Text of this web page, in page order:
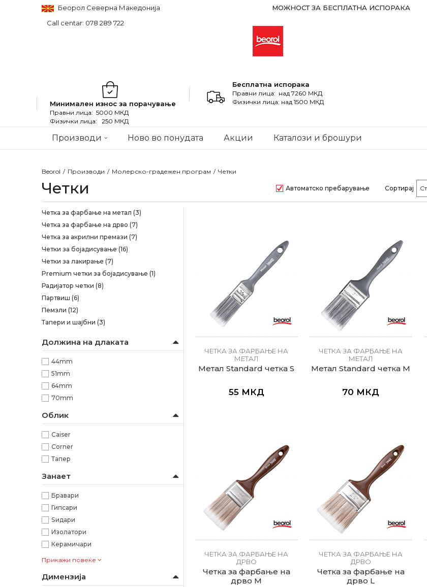
Беорол Северна Македонија
Call centar: 078 289 722
МОЖНОСТ ЗА БЕСПЛАТНА ИСПОРАКА
Минимален износ за порачување
Правни лица: 5000 МКД
Физички лица: 250 МКД
Бесплатна испорака
Правни лица: над 7260 МКД
Физички лица: над 1500 МКД
Производи Ново во понудата Акции Каталози и брошури
Beorol Производи Молерско-градежен програм Четки
Четки Автоматско пребарување Сортирај
Четка за фарбање на метал (3)
Четка за фарбање на дрво (7)
Четка за акрилни премази (7)
Четки за бојадисување (16)
Четки за лакирање (7)
Premium четки за бојадисување (1)
Радијатор четки (8)
Партвиш (6)
Пемзли (12)
Тапери и шајбни (3)
Должина на длаката
44mm
51mm
64mm
70mm
Облик
Caiser
Corner
Тапер
Занает
Бравари
Гипсари
Ѕидари
Изолатори
Керамичари
Прикажи повеќе
Димензија
ЧЕТКА ЗА ФАРБАЊЕ НА
МЕТАЛ
Метал Standard четка S
55 МКД
ЧЕТКА ЗА ФАРБАЊЕ НА
МЕТАЛ
Метал Standard четка M
70 МКД
ЧЕТКА ЗА ФАРБАЊЕ НА
ДРВО
Четка за фарбање на
дрво M
ЧЕТКА ЗА ФАРБАЊЕ НА
ДРВО
Четка за фарбање на
дрво L